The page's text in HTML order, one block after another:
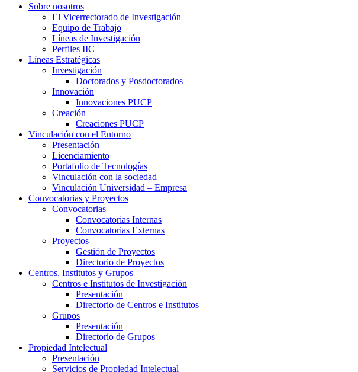
Sobre nosotros
El Vicerrectorado de Investigación
Equipo de Trabajo
Líneas de Investigación
Perfiles IIC
Líneas Estratégicas
Investigación
Doctorados y Posdoctorados
Innovación
Innovaciones PUCP
Creación
Creaciones PUCP
Vinculación con el Entorno
Presentación
Licenciamiento
Portafolio de Tecnologías
Vinculación con la sociedad
Vinculación Universidad – Empresa
Convocatorias y Proyectos
Convocatorias
Convocatorias Internas
Convocatorias Externas
Proyectos
Gestión de Proyectos
Directorio de Proyectos
Centros, Institutos y Grupos
Centros e Institutos de Investigación
Presentación
Directorio de Centros e Institutos
Grupos
Presentación
Directorio de Grupos
Propiedad Intelectual
Presentación
Servicios de Propiedad Intelectual